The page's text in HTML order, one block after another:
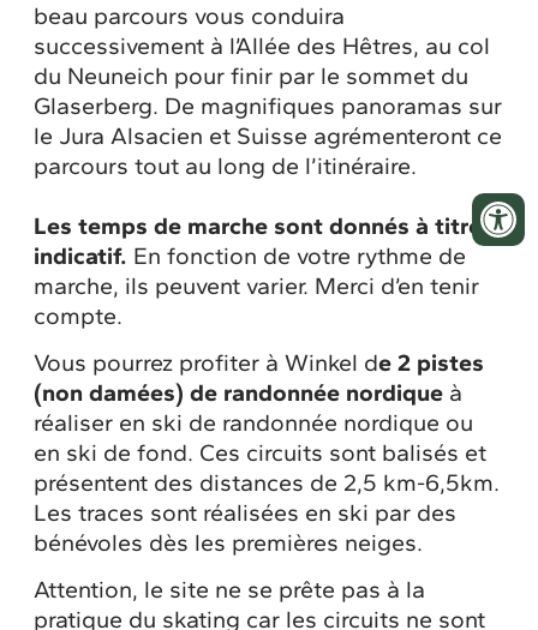
beau parcours vous conduira
successivement à l’Allée des Hêtres, au col
du Neuneich pour finir par le sommet du
Glaserberg. De magnifiques panoramas sur
le Jura Alsacien et Suisse agrémenteront ce
parcours tout au long de l’itinéraire.
Les temps de marche sont donnés à titre
indicatif. En fonction de votre rythme de
marche, ils peuvent varier. Merci d’en tenir
compte.
Vous pourrez profiter à Winkel de 2 pistes
(non damées) de randonnée nordique à
réaliser en ski de randonnée nordique ou
en ski de fond. Ces circuits sont balisés et
présentent des distances de 2,5 km-6,5km.
Les traces sont réalisées en ski par des
bénévoles dès les premières neiges.
Attention, le site ne se prête pas à la
pratique du skating car les circuits ne sont